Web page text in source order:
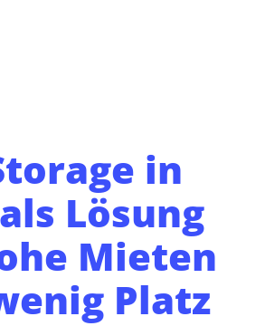
in
Lösung
Mieten
Platz